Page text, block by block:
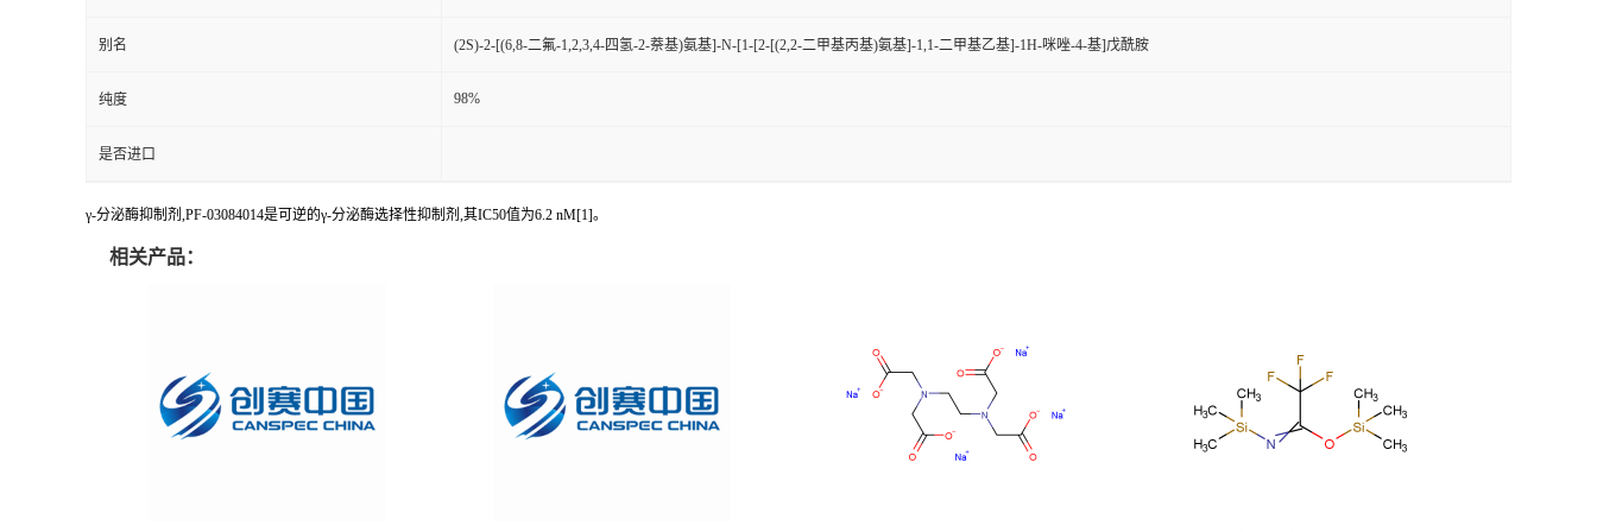
别名 (2S)-2-[(6,8-二氟-1,2,3,4-四氢-2-萘基)氨基]-N-[1-[2-[(2,2-二甲基丙基)氨基]-1,1-二甲基乙基]-1H-咪唑-4-基]戊酰胺
纯度 98%
是否进口
γ-分泌酶抑制剂,PF-03084014是可逆的γ-分泌酶选择性抑制剂,其IC50值为6.2 nM[1]。
相关产品：